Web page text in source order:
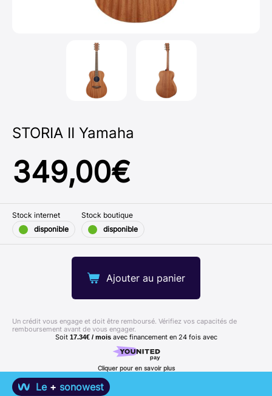
STORIA II Yamaha
349,00€
Ajouter au panier
Soit 17.34€ / mois avec financement en 24 fois avec
Cliquer pour en savoir plus
Un crédit vous engage et doit être remboursé. Vérifiez vos capacités de
remboursement avant de vous engager.
Stock internet
disponible
Stock boutique
disponible
Le + sonowest